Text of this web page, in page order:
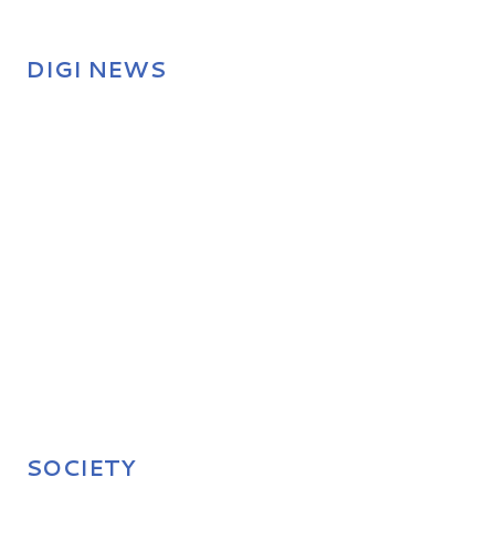
DIGI NEWS
SOCIETY